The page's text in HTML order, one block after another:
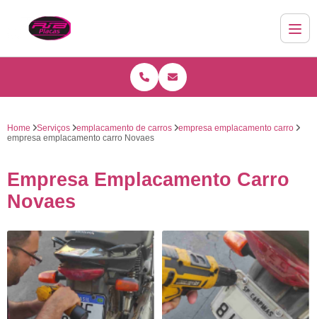
Home Serviços emplacamento de carros
empresa emplacamento carro
empresa emplacamento carro Novaes
Empresa Emplacamento Carro
Novaes